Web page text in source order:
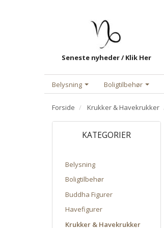
Seneste nyheder / Klik Her
Belysning Boligtilbehør
Forside Krukker & Havekrukker
KATEGORIER
Belysning
Boligtilbehør
Buddha Figurer
Havefigurer
Krukker & Havekrukker